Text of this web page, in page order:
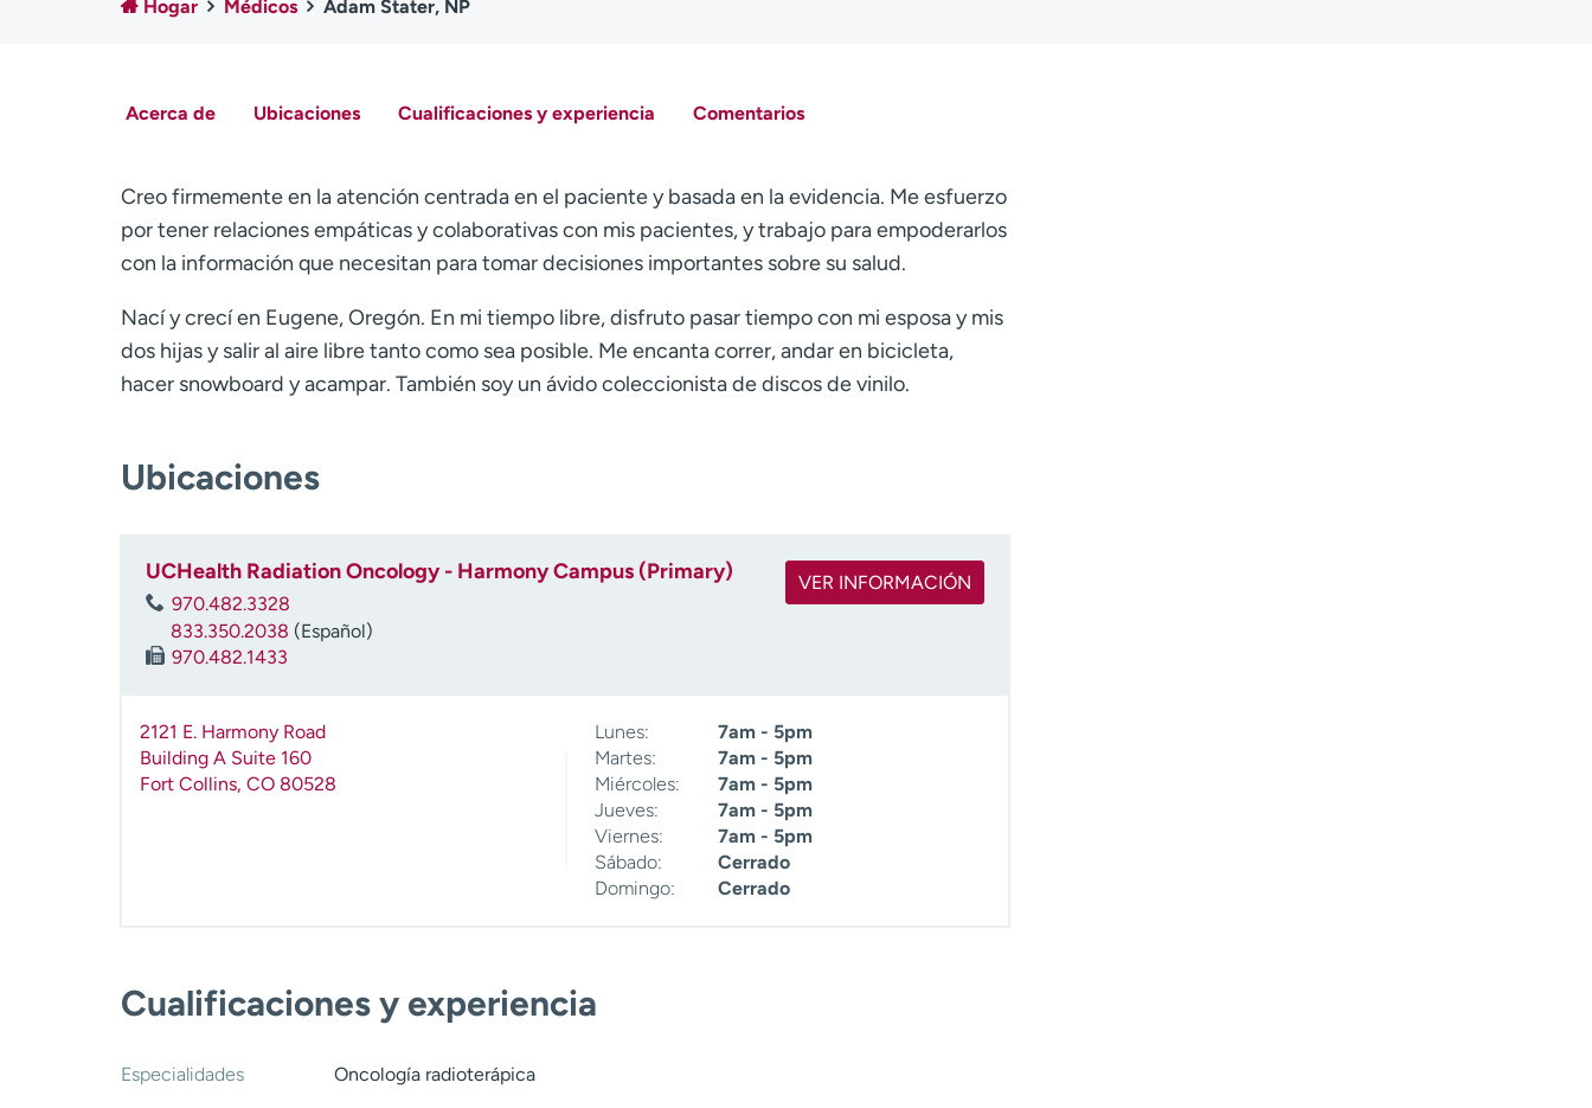
Hogar Médicos Adam Stater, NP
Acerca de Ubicaciones Cualificaciones y experiencia Comentarios
Creo firmemente en la atención centrada en el paciente y basada en la evidencia. Me esfuerzo
por tener relaciones empáticas y colaborativas con mis pacientes, y trabajo para empoderarlos
con la información que necesitan para tomar decisiones importantes sobre su salud.
Nací y crecí en Eugene, Oregón. En mi tiempo libre, disfruto pasar tiempo con mi esposa y mis
dos hijas y salir al aire libre tanto como sea posible. Me encanta correr, andar en bicicleta,
hacer snowboard y acampar. También soy un ávido coleccionista de discos de vinilo.
Ubicaciones
UCHealth Radiation Oncology - Harmony Campus (Primary)
970.482.3328
833.350.2038 (Español)
970.482.1433
VER INFORMACIÓN
2121 E. Harmony Road
Building A Suite 160
Fort Collins, CO 80528
Lunes:
7am - 5pm
Martes:
7am - 5pm
Miércoles:
7am - 5pm
Jueves:
7am - 5pm
Viernes:
7am - 5pm
Sábado:
Cerrado
Domingo:
Cerrado
Cualificaciones y experiencia
Especialidades Oncología radioterápica